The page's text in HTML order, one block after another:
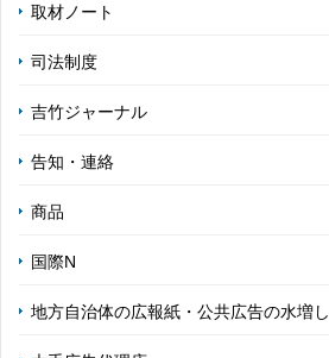
取材ノート
司法制度
吉竹ジャーナル
告知・連絡
商品
国際N
地方自治体の広報紙・公共広告の水増し